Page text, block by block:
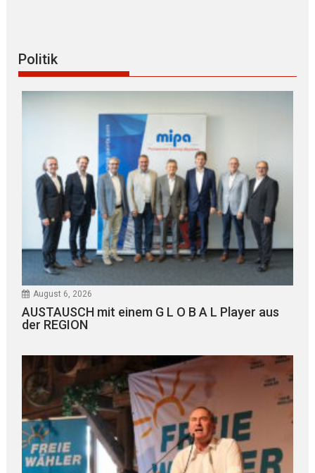
Politik
August 6, 2026
AUSTAUSCH mit einem G L O B A L Player aus
der REGION